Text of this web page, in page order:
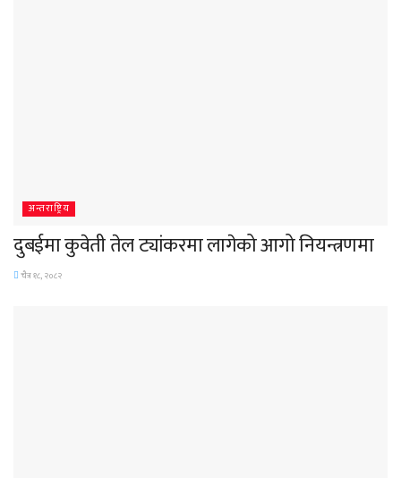
अन्तराष्ट्रिय
दुबईमा कुवेती तेल ट्यांकरमा लागेको आगो नियन्त्रणमा
चैत्र १८, २०८२